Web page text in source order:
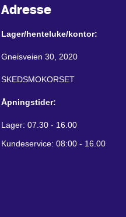
Adresse
Lager/henteluke/kontor:
Gneisveien 30, 2020
SKEDSMOKORSET
Åpningstider:
Lager: 07.30 - 16.00
Kundeservice: 08:00 - 16.00